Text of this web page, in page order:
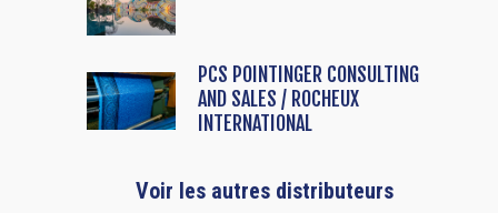
PCS POINTINGER CONSULTING
AND SALES / ROCHEUX
INTERNATIONAL
Voir les autres distributeurs